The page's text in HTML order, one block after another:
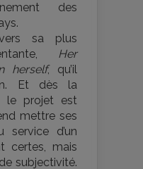
des
sa plus
Her
herself, qu’il
Et dès la
le projet est
mettre ses
service d’un
certes, mais
subjectivité.